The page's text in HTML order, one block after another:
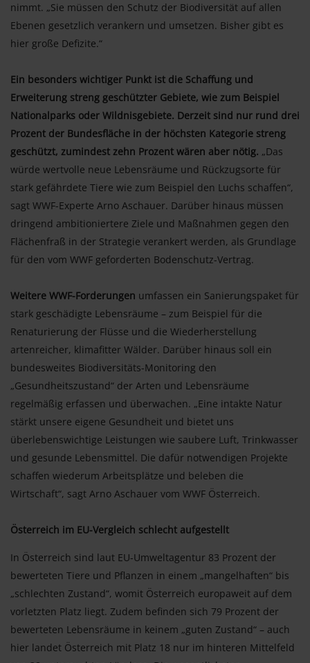
nimmt. „Sie müssen den Schutz der Biodiversität auf allen
Ebenen gesetzlich verankern und umsetzen. Bisher gibt es
hier große Defizite.“
Ein besonders wichtiger Punkt ist die Schaffung und
Erweiterung streng geschützter Gebiete, wie zum Beispiel
Nationalparks oder Wildnisgebiete. Derzeit sind nur rund drei
Prozent der Bundesfläche in der höchsten Kategorie streng
geschützt, zumindest zehn Prozent wären aber nötig. „Das
würde wertvolle neue Lebensräume und Rückzugsorte für
stark gefährdete Tiere wie zum Beispiel den Luchs schaffen“,
sagt WWF-Experte Arno Aschauer. Darüber hinaus müssen
dringend ambitioniertere Ziele und Maßnahmen gegen den
Flächenfraß in der Strategie verankert werden, als Grundlage
für den vom WWF geforderten Bodenschutz-Vertrag.
Weitere WWF-Forderungen umfassen ein Sanierungspaket für
stark geschädigte Lebensräume – zum Beispiel für die
Renaturierung der Flüsse und die Wiederherstellung
artenreicher, klimafitter Wälder. Darüber hinaus soll ein
bundesweites Biodiversitäts-Monitoring den
„Gesundheitszustand“ der Arten und Lebensräume
regelmäßig erfassen und überwachen. „Eine intakte Natur
stärkt unsere eigene Gesundheit und bietet uns
überlebenswichtige Leistungen wie saubere Luft, Trinkwasser
und gesunde Lebensmittel. Die dafür notwendigen Projekte
schaffen wiederum Arbeitsplätze und beleben die
Wirtschaft“, sagt Arno Aschauer vom WWF Österreich.
Österreich im EU-Vergleich schlecht aufgestellt
In Österreich sind laut EU-Umweltagentur 83 Prozent der
bewerteten Tiere und Pflanzen in einem „mangelhaften“ bis
„schlechten Zustand“, womit Österreich europaweit auf dem
vorletzten Platz liegt. Zudem befinden sich 79 Prozent der
bewerteten Lebensräume in keinem „guten Zustand“ – auch
hier landet Österreich mit Platz 18 nur im hinteren Mittelfeld